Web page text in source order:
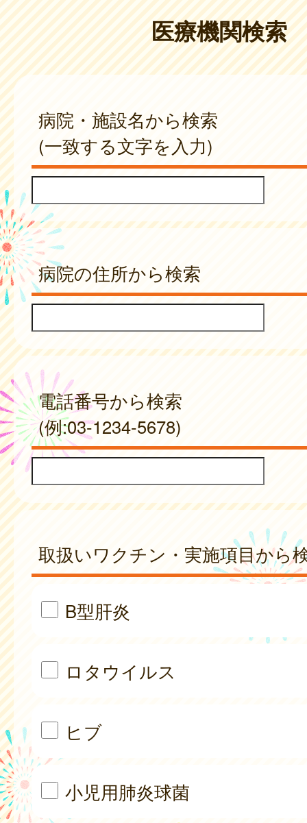
医療機関検索
病院・施設名から検索
(一致する文字を入力)
病院の住所から検索
電話番号から検索
(例:03-1234-5678)
取扱いワクチン・実施項目から
B型肝炎
ロタウイルス
ヒブ
小児用肺炎球菌